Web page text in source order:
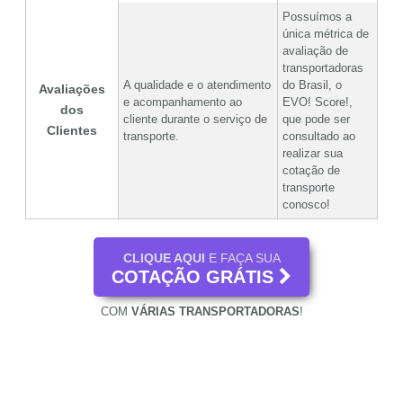
Avaliações
dos
Clientes
A qualidade e o atendimento
e acompanhamento ao
cliente durante o serviço de
transporte.
Possuímos a
única métrica de
avaliação de
transportadoras
do Brasil, o
EVO! Score!,
que pode ser
consultado ao
realizar sua
cotação de
transporte
conosco!
CLIQUE AQUI E FAÇA SUA
COTAÇÃO GRÁTIS
COM VÁRIAS TRANSPORTADORAS!